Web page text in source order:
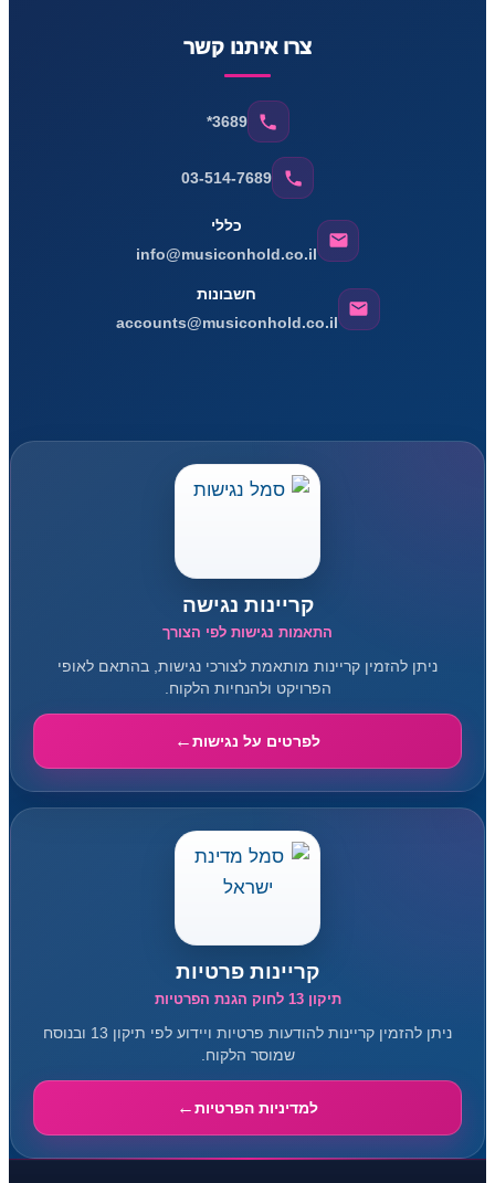
צרו איתנו קשר
*3689
03-514-7689
כללי
info@musiconhold.co.il
חשבונות
accounts@musiconhold.co.il
קריינות נגישה
התאמות נגישות לפי הצורך
ניתן להזמין קריינות מותאמת לצורכי נגישות, בהתאם לאופי
הפרויקט ולהנחיות הלקוח.
לפרטים על נגישות
קריינות פרטיות
תיקון 13 לחוק הגנת הפרטיות
ניתן להזמין קריינות להודעות פרטיות ויידוע לפי תיקון 13 ובנוסח
שמוסר הלקוח.
למדיניות הפרטיות